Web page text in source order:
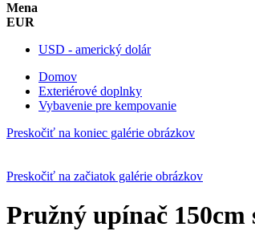
Mena
EUR
USD - americký dolár
Domov
Exteriérové doplnky
Vybavenie pre kempovanie
Preskočiť na koniec galérie obrázkov
Preskočiť na začiatok galérie obrázkov
Pružný upínač